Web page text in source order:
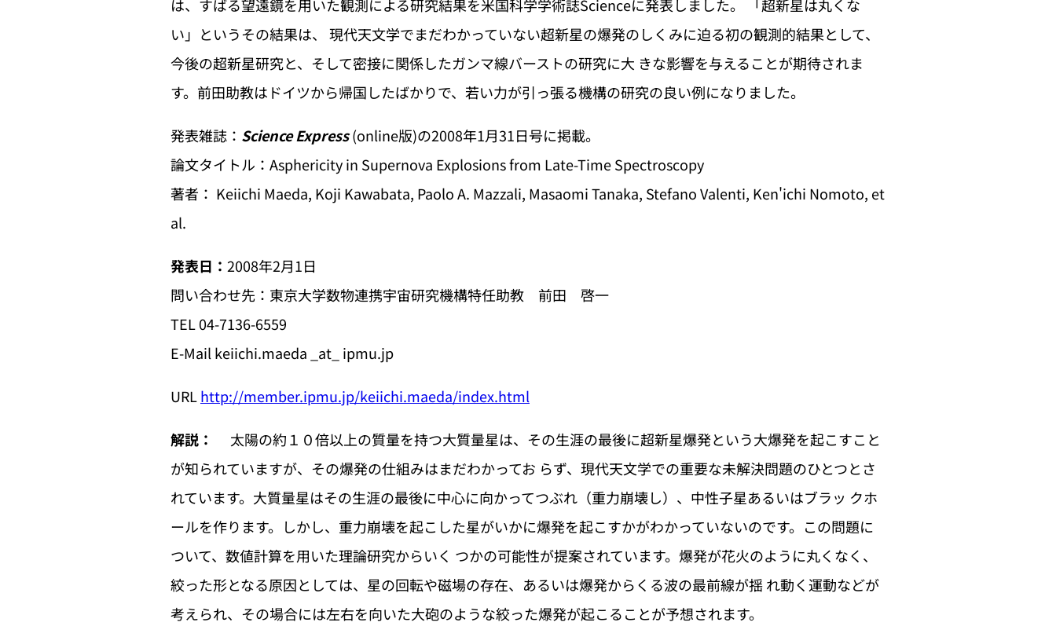
は、すばる望遠鏡を用いた観測による研究結果を米国科学学術誌Scienceに発表しました。 「超新星は丸くな
い」というその結果は、 現代天文学でまだわかっていない超新星の爆発のしくみに迫る初の観測的結果として、
今後の超新星研究と、そして密接に関係したガンマ線バーストの研究に大 きな影響を与えることが期待されま
す。前田助教はドイツから帰国したばかりで、若い力が引っ張る機構の研究の良い例になりました。
発表雑誌： Science Express(online版)の2008年1月31日号に掲載。
論文タイトル：Asphericity in Supernova Explosions from Late-Time Spectroscopy
著者： Keiichi Maeda, Koji Kawabata, Paolo A. Mazzali, Masaomi Tanaka, Stefano Valenti, Ken'ichi Nomoto, et
al.
発表日： 2008年2月1日
問い合わせ先：東京大学数物連携宇宙研究機構特任助教 前田 啓一
TEL 04-7136-6559
E-Mail keiichi.maeda _at_ ipmu.jp
URLhttp://member.ipmu.jp/keiichi.maeda/index.html
解説：
太陽の約１０倍以上の質量を持つ大質量星は、その生涯の最後に超新星爆発という大爆発を起こすこと
が知られていますが、その爆発の仕組みはまだわかってお らず、現代天文学での重要な未解決問題のひとつとさ
れています。大質量星はその生涯の最後に中心に向かってつぶれ（重力崩壊し）、中性子星あるいはブラッ クホ
ールを作ります。しかし、重力崩壊を起こした星がいかに爆発を起こすかがわかっていないのです。この問題に
ついて、数値計算を用いた理論研究からいく つかの可能性が提案されています。爆発が花火のように丸くなく、
絞った形となる原因としては、星の回転や磁場の存在、あるいは爆発からくる波の最前線が揺 れ動く運動などが
考えられ、その場合には左右を向いた大砲のような絞った爆発が起こることが予想されます。